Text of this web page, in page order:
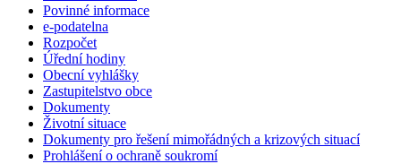
Povinné informace
e-podatelna
Rozpočet
Úřední hodiny
Obecní vyhlášky
Zastupitelstvo obce
Dokumenty
Životní situace
Dokumenty pro řešení mimořádných a krizových situací
Prohlášení o ochraně soukromí